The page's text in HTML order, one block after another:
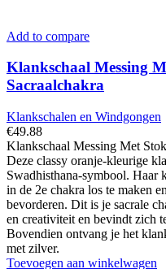
optie
gekozen
op
productpagina
Add to compare
Klankschaal Messing
Sacraalchakra
Klankschalen en Windgongen
€49.88
Klankschaal Messing Met
Deze classy oranje-kleurige
Swadhisthana-symbool. Haar
in de 2e chakra los te maken
bevorderen. Dit is je sacrale
en creativiteit en bevindt zich
Bovendien ontvang je het
met zilver.
Toevoegen aan winkelwagen